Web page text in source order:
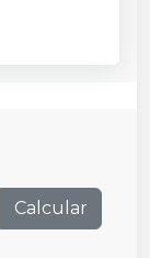
Calcular